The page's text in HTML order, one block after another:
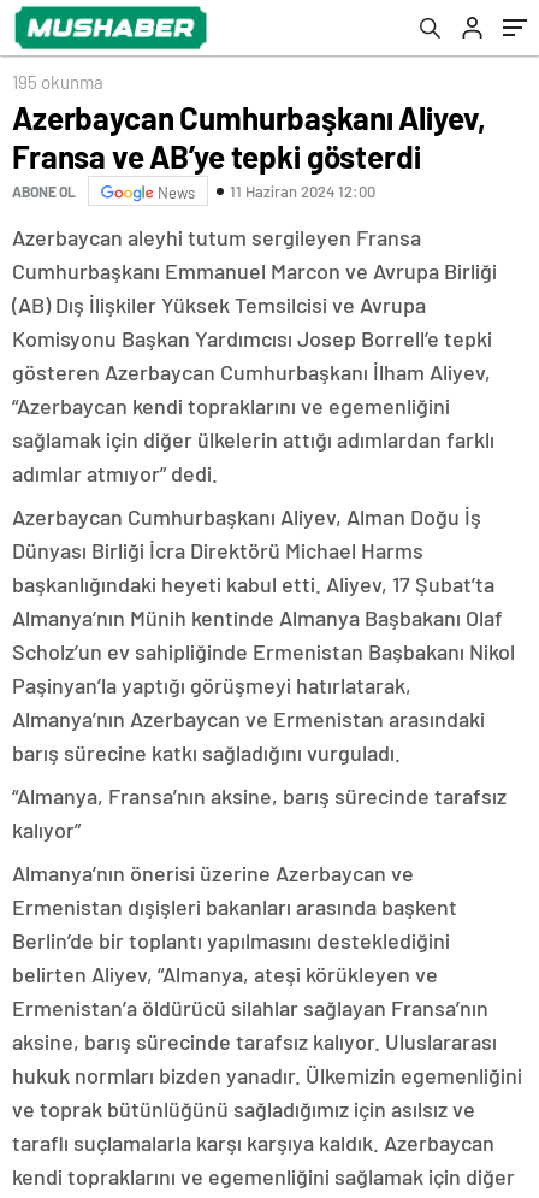
195 okunma
Azerbaycan Cumhurbaşkanı Aliyev,
Fransa ve AB’ye tepki gösterdi
ABONE OL News 11 Haziran 2024 12:00
Azerbaycan aleyhi tutum sergileyen Fransa
Cumhurbaşkanı Emmanuel Marcon ve Avrupa Birliği
(AB) Dış İlişkiler Yüksek Temsilcisi ve Avrupa
Komisyonu Başkan Yardımcısı Josep Borrell’e tepki
gösteren Azerbaycan Cumhurbaşkanı İlham Aliyev,
“Azerbaycan kendi topraklarını ve egemenliğini
sağlamak için diğer ülkelerin attığı adımlardan farklı
adımlar atmıyor” dedi.
Azerbaycan Cumhurbaşkanı Aliyev, Alman Doğu İş
Dünyası Birliği İcra Direktörü Michael Harms
başkanlığındaki heyeti kabul etti. Aliyev, 17 Şubat’ta
Almanya’nın Münih kentinde Almanya Başbakanı Olaf
Scholz’un ev sahipliğinde Ermenistan Başbakanı Nikol
Paşinyan’la yaptığı görüşmeyi hatırlatarak,
Almanya’nın Azerbaycan ve Ermenistan arasındaki
barış sürecine katkı sağladığını vurguladı.
“Almanya, Fransa’nın aksine, barış sürecinde tarafsız
kalıyor”
Almanya’nın önerisi üzerine Azerbaycan ve
Ermenistan dışişleri bakanları arasında başkent
Berlin’de bir toplantı yapılmasını desteklediğini
belirten Aliyev, “Almanya, ateşi körükleyen ve
Ermenistan’a öldürücü silahlar sağlayan Fransa’nın
aksine, barış sürecinde tarafsız kalıyor. Uluslararası
hukuk normları bizden yanadır. Ülkemizin egemenliğini
ve toprak bütünlüğünü sağladığımız için asılsız ve
taraflı suçlamalarla karşı karşıya kaldık. Azerbaycan
kendi topraklarını ve egemenliğini sağlamak için diğer